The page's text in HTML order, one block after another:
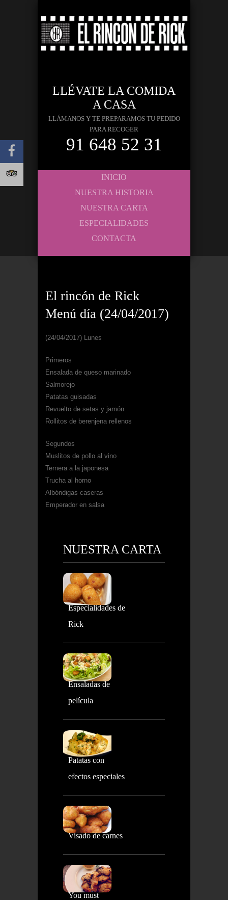
LLÉVATE LA COMIDA
A CASA
LLÁMANOS Y TE PREPARAMOS TU PEDIDO
PARA RECOGER
91 648 52 31
INICIO
NUESTRA HISTORIA
NUESTRA CARTA
ESPECIALIDADES
CONTACTA
El rincón de Rick
Menú día (24/04/2017)
(24/04/2017) Lunes
Primeros
Ensalada de queso marinado
Salmorejo
Patatas guisadas
Revuelto de setas y jamón
Rollitos de berenjena rellenos
Segundos
Muslitos de pollo al vino
Ternera a la japonesa
Trucha al horno
Albóndigas caseras
Emperador en salsa
NUESTRA CARTA
Especialidades de
Rick
Ensaladas de
película
Patatas con
efectos especiales
Visado de carnes
You must